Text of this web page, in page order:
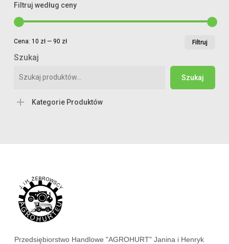
Filtruj według ceny
Filtruj
Cena: 10 zł— 90 zł
Szukaj
Szukaj
Kategorie Produktów
Przedsiębiorstwo Handlowe "AGROHURT" Janina i Henryk